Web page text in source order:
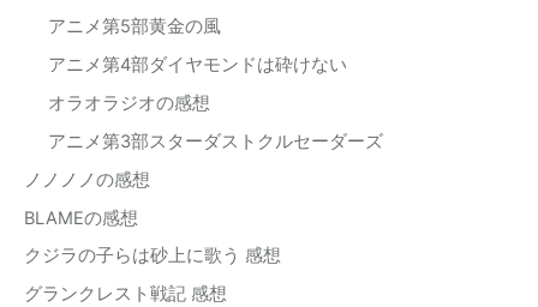
アニメ第5部黄金の風
アニメ第4部ダイヤモンドは砕けない
オラオラジオの感想
アニメ第3部スターダストクルセーダーズ
ノノノノの感想
BLAMEの感想
クジラの子らは砂上に歌う 感想
グランクレスト戦記 感想